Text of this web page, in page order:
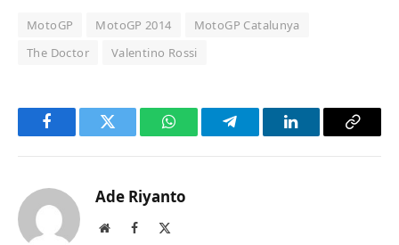
MotoGP MotoGP 2014
MotoGP Catalunya
The Doctor
Valentino Rossi
FacebookTwitter WhatsAppTelegramLinkedInCopy
Ade Riyanto
WebsiteFacebook